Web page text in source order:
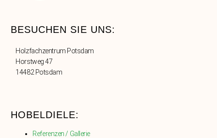
BESUCHEN SIE UNS:
Holzfachzentrum Potsdam
Horstweg 47
14482 Potsdam
HOBELDIELE:
Referenzen / Gallerie